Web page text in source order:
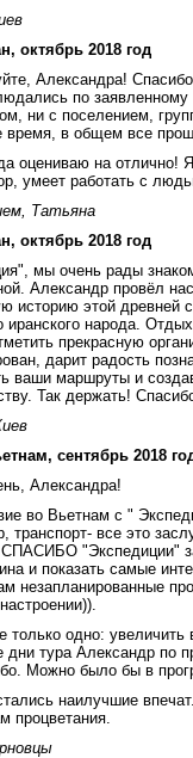
октябрь 2018 год
Александра!
по
ни с поселением,
время, в общем все
оцениваю на отлично!
умеет работать с
Татьяна
октябрь 2018 год
мы очень рады
Александр провёл
историю этой древней
иранского народа.
прекрасную
дарит радость
ваши маршруты и
Так держать!
сентябрь 2018
Александра!
во Вьетнам с "
транспорт- все это
"Экспедиции"
и показать самые
незапланированные
только одно:
дни тура Александр по
Можно было бы в
наилучшие
процветания.